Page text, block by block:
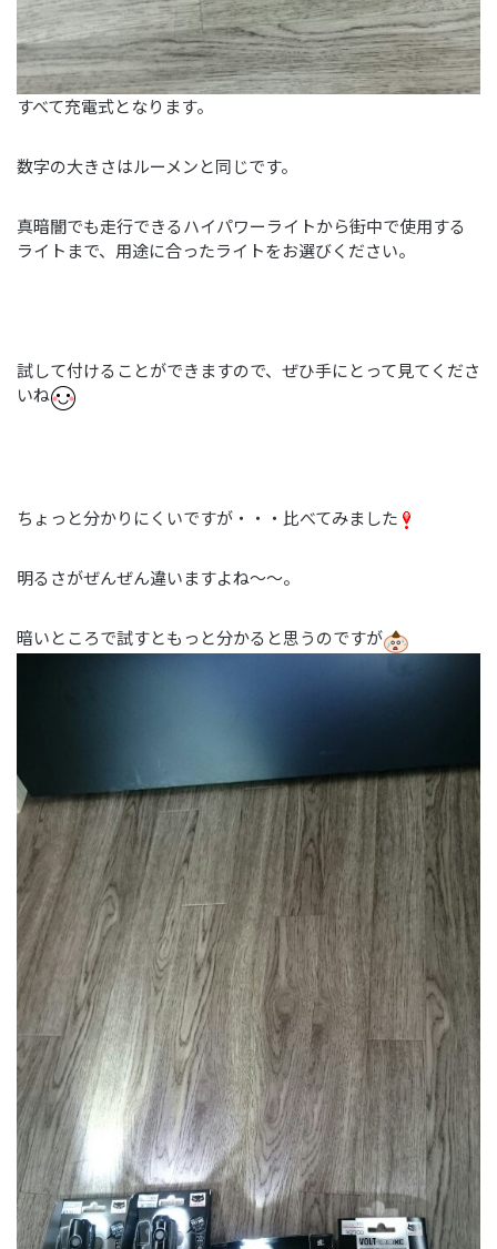
すべて充電式となります。
数字の大きさはルーメンと同じです。
真暗闇でも走行できるハイパワーライトから街中で使用する
ライトまで、用途に合ったライトをお選びください。
試して付けることができますので、ぜひ手にとって見てくださ
いね
ちょっと分かりにくいですが・・・比べてみました
明るさがぜんぜん違いますよね～～。
暗いところで試すともっと分かると思うのですが